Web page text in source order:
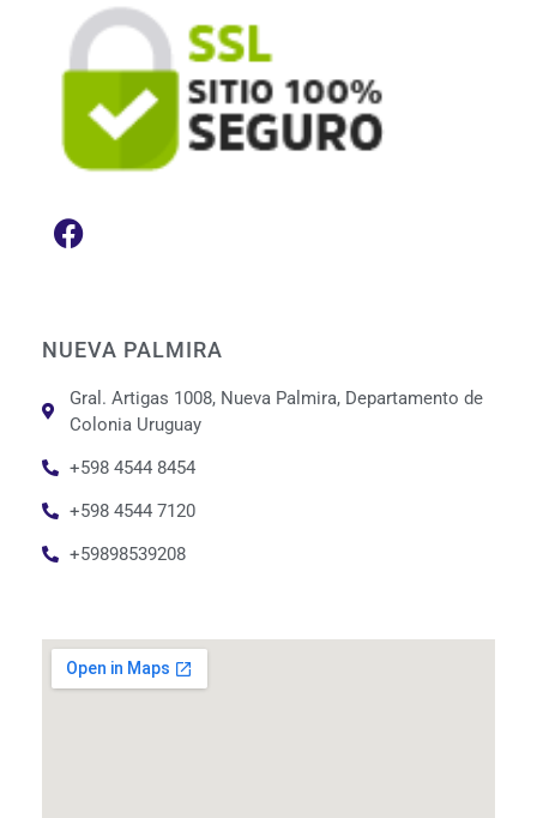
NUEVA PALMIRA
Gral. Artigas 1008, Nueva Palmira, Departamento de
Colonia Uruguay
+598 4544 8454
+598 4544 7120
+59898539208